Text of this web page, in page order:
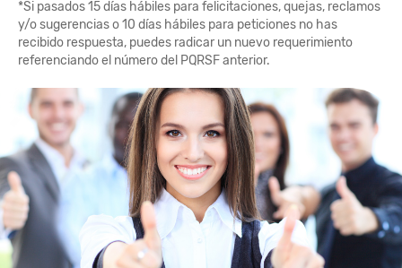
*Si pasados 15 días hábiles para felicitaciones, quejas, reclamos
y/o sugerencias o 10 días hábiles para peticiones no has
recibido respuesta, puedes radicar un nuevo requerimiento
referenciando el número del PQRSF anterior.